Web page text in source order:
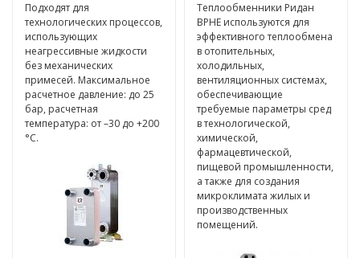
Подходят для
технологических процессов,
использующих
неагрессивные жидкости
без механических
примесей. Максимальное
расчетное давление: до 25
бар, расчетная
температура: от –30 до +200
°C.
Теплообменники Ридан
BPHE используются для
эффективного теплообмена
в отопительных,
холодильных,
вентиляционных системах,
обеспечивающие
требуемые параметры сред
в технологической,
химической,
фармацевтической,
пищевой промышленности,
а также для создания
микроклимата жилых и
производственных
помещений.